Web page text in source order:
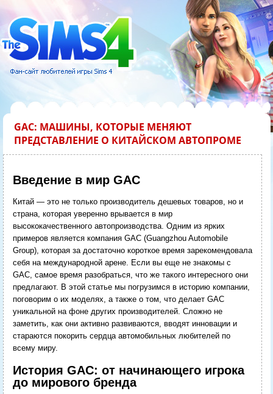
GAC: МАШИНЫ, КОТОРЫЕ МЕНЯЮТ
ПРЕДСТАВЛЕНИЕ О КИТАЙСКОМ АВТОПРОМЕ
Введение в мир GAC
Китай — это не только производитель дешевых товаров, но и
страна, которая уверенно врывается в мир
высококачественного автопроизводства. Одним из ярких
примеров является компания GAC (Guangzhou Automobile
Group), которая за достаточно короткое время зарекомендовала
себя на международной арене. Если вы еще не знакомы с
GAC, самое время разобраться, что же такого интересного они
предлагают. В этой статье мы погрузимся в историю компании,
поговорим о их моделях, а также о том, что делает GAC
уникальной на фоне других производителей. Сложно не
заметить, как они активно развиваются, вводят инновации и
стараются покорить сердца автомобильных любителей по
всему миру.
История GAC: от начинающего игрока
до мирового бренда